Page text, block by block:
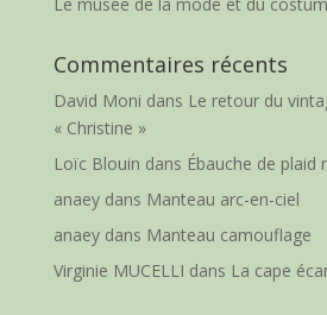
Commentaires récents
David Moni dans Le retour du
« Christine »
Loïc Blouin dans Ébauche de plaid
anaeydans Manteau arc-en-ciel
anaeydans Manteau camouflage
Virginie MUCELLI dans La cape